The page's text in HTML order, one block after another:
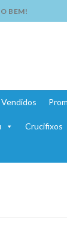
BEM!
Crucifixos